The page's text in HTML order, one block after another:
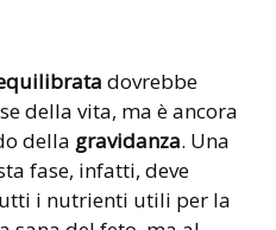
dovrebbe
della vita, ma è ancora
della gravidanza. Una
fase, infatti, deve
i nutrienti utili per la